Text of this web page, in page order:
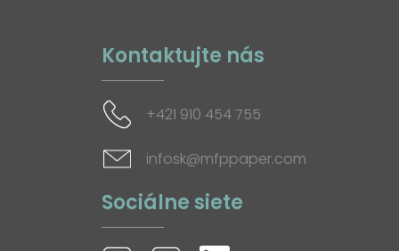
Kontaktujte nás
+421 910 454 755
infosk@mfppaper.com
Sociálne siete